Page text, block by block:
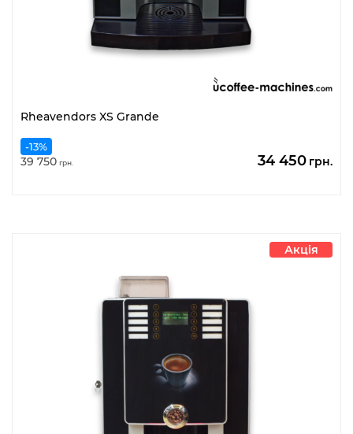
Rheavendors XS Grande
-13%
39 750 грн.
Оригінальна
34 450 грн.
Акція